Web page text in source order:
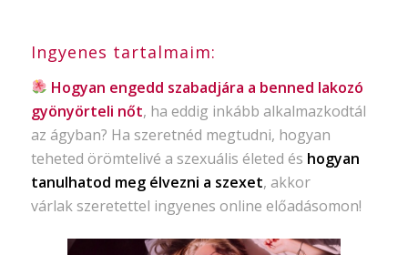
Ingyenes tartalmaim:
Hogyan engedd szabadjára a benned lakozó
gyönyörteli nőt, ha eddig inkább alkalmazkodtál
az ágyban? Ha szeretnéd megtudni, hogyan
teheted örömtelivé a szexuális életed és hogyan
tanulhatod meg élvezni a szexet, akkor
várlak szeretettel ingyenes online előadásomon!